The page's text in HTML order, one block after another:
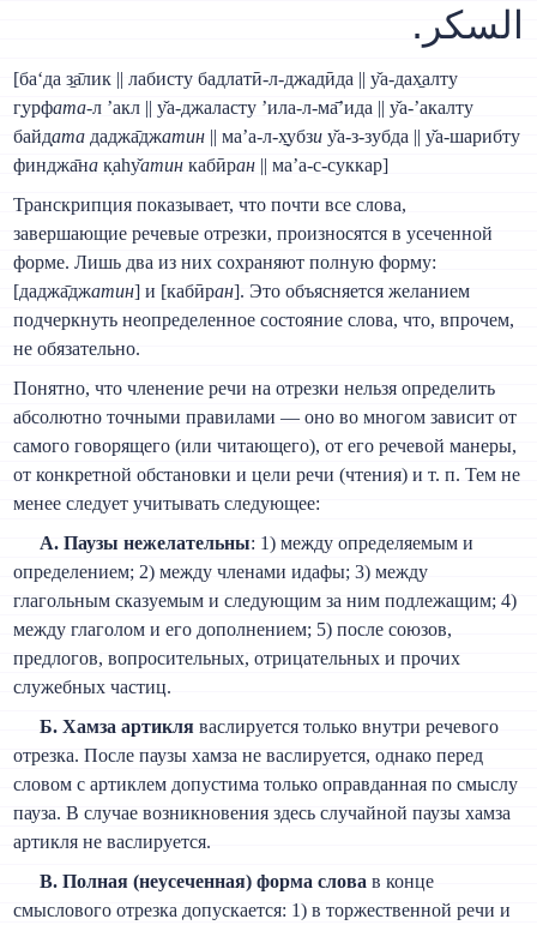
السكر.
[ба‘да з̱а̄лик || лабисту бадлатӣ-л-джадӣда || у̌а-дах̱алту
г̣урфата-л ’акл || у̌а-джаласту ’ила-л-ма̄’ида || у̌а-’акалту
байд̣ата даджа̄джатин || ма’а-л-х̱убзи у̌а-з-зубда || у̌а-шарибту
финджа̄на к̣аhу̌атин кабӣран || ма’а-с-суккар]
Транскрипция показывает, что почти все слова,
завершающие речевые отрезки, произносятся в усеченной
форме. Лишь два из них сохраняют полную форму:
[даджа̄джатин] и [кабӣран]. Это объясняется желанием
подчеркнуть неопределенное состояние слова, что, впрочем,
не обязательно.
Понятно, что членение речи на отрезки нельзя определить
абсолютно точными правилами — оно во многом зависит от
самого говорящего (или читающего), от его речевой манеры,
от конкретной обстановки и цели речи (чтения) и т. п. Тем не
менее следует учитывать следующее:
A. Паузы нежелательны: 1) между определяемым и
определением; 2) между членами идафы; 3) между
глагольным сказуемым и следующим за ним подлежащим; 4)
между глаголом и его дополнением; 5) после союзов,
предлогов, вопросительных, отрицательных и прочих
служебных частиц.
Б. Хамза артикляваслируется только внутри речевого
отрезка. После паузы хамза не васлируется, однако перед
словом с артиклем допустима только оправданная по смыслу
пауза. В случае возникновения здесь случайной паузы хамза
артикля не васлируется.
B. Полная (неусеченная) форма слова в конце
смыслового отрезка допускается: 1) в торжественной речи и